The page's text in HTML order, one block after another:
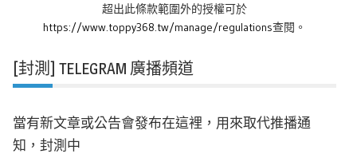
超出此條款範圍外的授權可於
https://www.toppy368.tw/manage/regulations查閱。
[封測] TELEGRAM 廣播頻道
當有新文章或公告會發布在這裡，用來取代推播通
知，封測中